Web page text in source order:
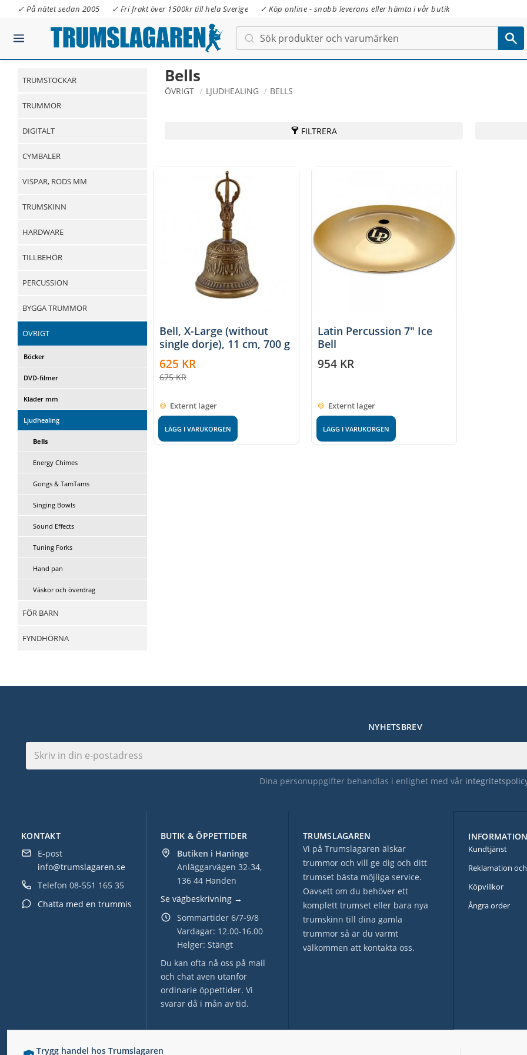
✓ På nätet sedan 2005 ✓ Fri frakt över 1500kr till hela Sverige ✓ Köp online - snabb leverans eller hämta i vår butik
Bells
ÖVRIGT LJUDHEALING BELLS
FILTRERA
Bell, X-Large (without
single dorje), 11 cm, 700 g
625 KR
675KR
Externt lager
LÄGG I VARUKORGEN
Latin Percussion 7″ Ice
Bell
954KR
Externt lager
LÄGG I VARUKORGEN
TRUMSTOCKAR
TRUMMOR
DIGITALT
CYMBALER
VISPAR, RODS MM
TRUMSKINN
HARDWARE
TILLBEHÖR
PERCUSSION
BYGGA TRUMMOR
ÖVRIGT
Böcker
DVD-filmer
Kläder mm
Ljudhealing
Bells
Energy Chimes
Gongs & TamTams
Singing Bowls
Sound Effects
Tuning Forks
Hand pan
Väskor och överdrag
FÖR BARN
FYNDHÖRNA
Trygg handel hos Trumslagaren
BUTIK & ÖPPETTIDER
Butiken i Haninge
Anläggarvägen 32-34,
136 44 Handen
Se vägbeskrivning →
Sommartider 6/7-9/8
Vardagar: 12.00-16.00
Helger: Stängt
Du kan ofta nå oss på mail
och chat även utanför
ordinarie öppettider. Vi
svarar då i mån av tid.
KONTAKT
E-post
info@trumslagaren.se
Telefon 08-551 165 35
Chatta med en trummis
TRUMSLAGAREN
Vi på Trumslagaren älskar
trummor och vill ge dig och ditt
trumset bästa möjliga service.
Oavsett om du behöver ett
komplett trumset eller bara nya
trumskinn till dina gamla
trummor så är du varmt
välkommen att kontakta oss.
NYHETSBREV
Dina personuppgifter behandlas i enlighet med vår
Kundtjänst
Reklamation
Köpvillkor
Ångra order